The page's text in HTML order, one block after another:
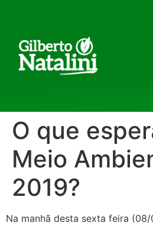
O que
Meio
2019?
Na manhã desta sexta feira